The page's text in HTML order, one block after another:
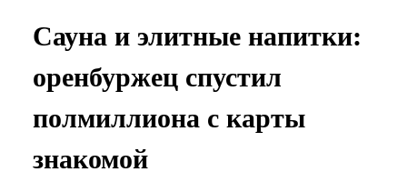
Сауна и элитные напитки:
оренбуржец спустил
полмиллиона с карты
знакомой